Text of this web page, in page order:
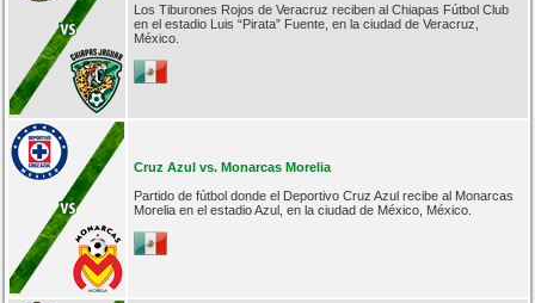
Los Tiburones Rojos de Veracruz reciben al Chiapas Fútbol Club
en el estadio Luis “Pirata” Fuente, en la ciudad de Veracruz,
México.
Cruz Azul vs. Monarcas Morelia
Partido de fútbol donde el Deportivo Cruz Azul recibe al Monarcas
Morelia en el estadio Azul, en la ciudad de México, México.